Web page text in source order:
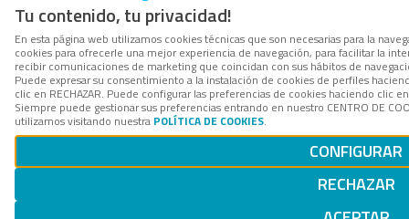
Tu contenido, tu privacidad!
En esta página web utilizamos cookies técnicas que son necesarias para la
cookies para ofrecerle una mejor experiencia de navegación, para facilitar la
recibir comunicaciones de marketing que coincidan con sus hábitos de
Puede expresar su consentimiento a la instalación de cookies de perfiles
clic en RECHAZAR. Puede configurar las preferencias de cookies haciendo clic en
Siempre puede gestionar sus preferencias entrando en nuestro CENTRO DE
utilizamos visitando nuestra POLÍTICA DE COOKIES.
CONFIGURAR
RECHAZAR